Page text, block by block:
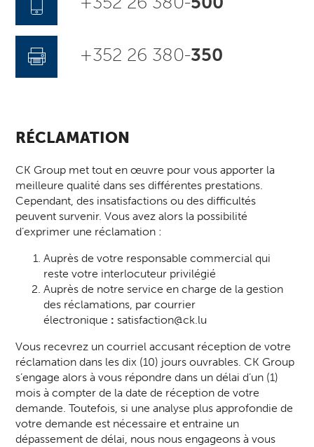
+352 26 380-350
RÉCLAMATION
CK Group met tout en œuvre pour vous apporter la
meilleure qualité dans ses différentes prestations.
Cependant, des insatisfactions ou des difficultés
peuvent survenir. Vous avez alors la possibilité
d’exprimer une réclamation :
Auprès de votre responsable commercial qui
reste votre interlocuteur privilégié
Auprès de notre service en charge de la gestion
des réclamations, par courrier
électronique : satisfaction@ck.lu
Vous recevrez un courriel accusant réception de votre
réclamation dans les dix (10) jours ouvrables. CK Group
s’engage alors à vous répondre dans un délai d’un (1)
mois à compter de la date de réception de votre
demande. Toutefois, si une analyse plus approfondie de
votre demande est nécessaire et entraine un
dépassement de délai, nous nous engageons à vous